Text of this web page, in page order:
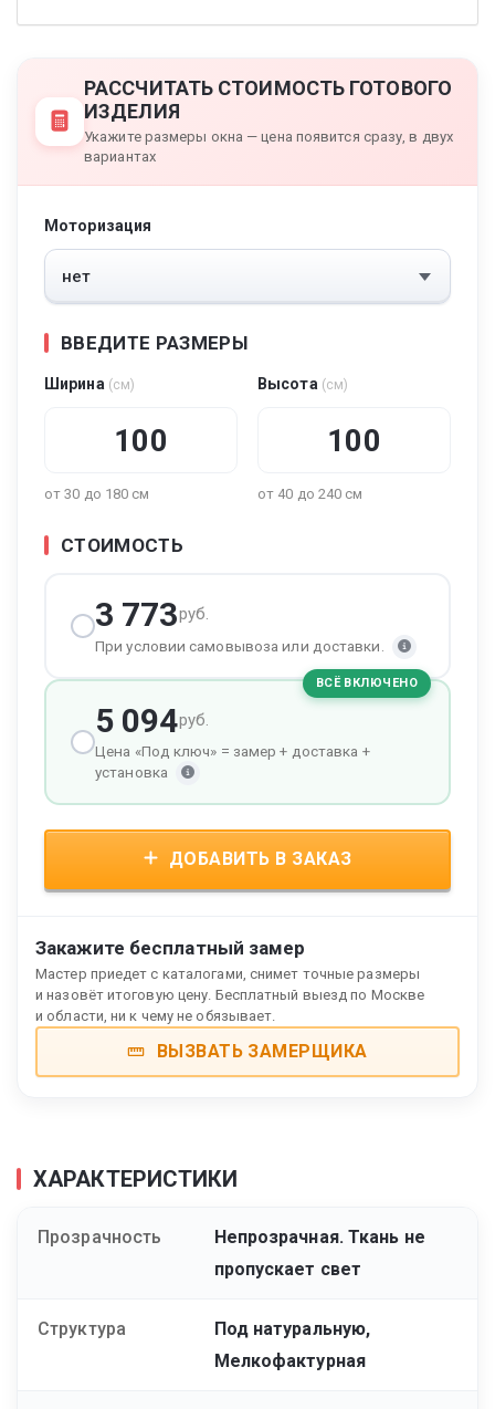
РАССЧИТАТЬ СТОИМОСТЬ ГОТОВОГО
ИЗДЕЛИЯ
Укажите размеры окна — цена появится сразу, в двух
вариантах
Моторизация
ВВЕДИТЕ РАЗМЕРЫ
Ширина (см)
от 30 до 180 см
Высота (см)
от 40 до 240 см
СТОИМОСТЬ
3 773руб.
При условии самовывоза или доставки.
ВСЁ ВКЛЮЧЕНО
5 094руб.
Цена «Под ключ» = замер + доставка +
установка
ДОБАВИТЬ В ЗАКАЗ
Закажите бесплатный замер
Мастер приедет с каталогами, снимет точные размеры
и назовёт итоговую цену. Бесплатный выезд по Москве
и области, ни к чему не обязывает.
ВЫЗВАТЬ ЗАМЕРЩИКА
ХАРАКТЕРИСТИКИ
Прозрачность
Непрозрачная. Ткань не
пропускает свет
Структура
Под натуральную,
Мелкофактурная